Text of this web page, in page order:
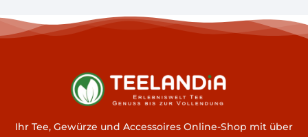
Ihr Tee, Gewürze und Accessoires Online-Shop mit über